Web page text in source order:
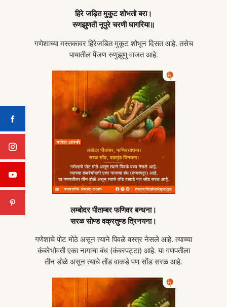
हिरे जड़ित मुकुट शोभतो बरा।
रुणझुणती नूपुरे चरणी घागरिया॥
गणेशाच्या मस्तकावर हिरेजडित मुकूट शोभून दिसत आहे. तसेच
पायातील पैंजण रुणुझुणु वाजत आहे.
लम्बोदर पीताम्बर फणिवर बन्धना।
सरळ सोण्ड वक्रतुण्ड त्रिनयना।
गणेशाचे पोट मोठे असून त्याने पिवळे वस्त्र नेसले आहे. त्याच्या
कंबरेभोवती एका नागाचा बंध (कंबरपट्टा) आहे. या गणपतीला
तीन डोळे असून त्याचे तोंड वाकडे पण सोंड सरळ आहे.